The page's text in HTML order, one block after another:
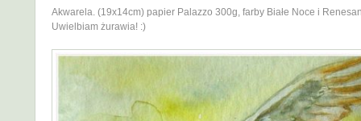
Akwarela. (19x14cm) papier Palazzo 300g, farby Białe Noce i
Uwielbiam żurawia! :)